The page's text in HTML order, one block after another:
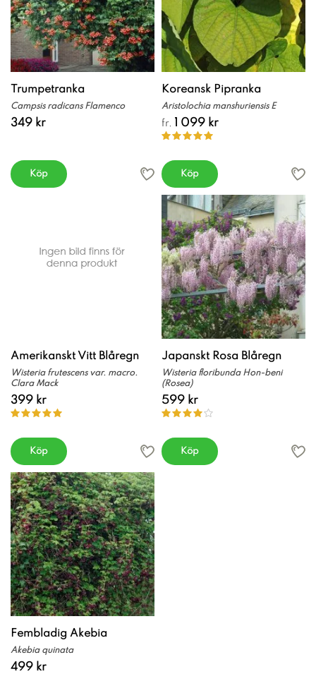
Trumpetranka
Campsis radicans Flamenco
349 kr
Köp
Koreansk Pipranka
Aristolochia manshuriensis E
fr. 1 099 kr
Köp
Amerikanskt Vitt Blåregn
Wisteria frutescens var. macro.
Clara Mack
399 kr
Köp
Japanskt Rosa Blåregn
Wisteria floribunda Hon-beni
(Rosea)
599 kr
Köp
Fembladig Akebia
Akebia quinata
499 kr